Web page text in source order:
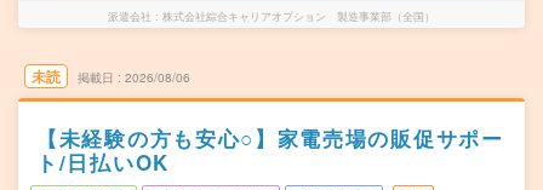
派遣会社 株式会社綜合キャリアオプション 製造事業部（全国）
未読 掲載日 2026/08/06
【未経験の方も安心○】家電売場の販促サポー
ト/日払いOK